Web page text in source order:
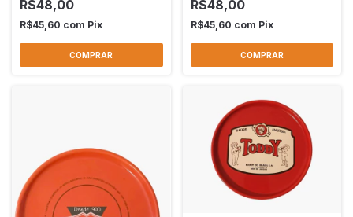
R$48,00
R$45,60 com Pix
R$48,00
R$45,60 com Pix